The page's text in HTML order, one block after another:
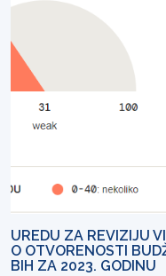
UREDU ZA REVIZIJU
O OTVORENOSTI
BIH ZA 2023. GODINU